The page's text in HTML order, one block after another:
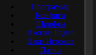
Программы
Конфиги
Шрифты
Иконки Радио
Паки Игроков
Патчи